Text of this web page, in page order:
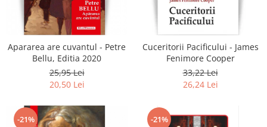
Literatura
Clasica
Contemporana
Moderna
Universala
Universala
Non-fictiune
Apararea are cuvantul - Petre
Bellu, Editia 2020
25,95 Lei
20,50 Lei
Cuceritorii Pacificului - James
Fenimore Cooper
33,22 Lei
26,24 Lei
-21% -21%